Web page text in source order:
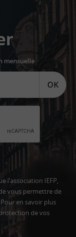
mensuelle
OK
l'association IEFP,
vous permettre de
en savoir plus
de vos